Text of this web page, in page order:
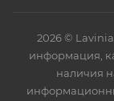
2026 ©
информация,
наличия